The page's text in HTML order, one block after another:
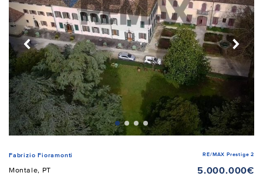
Fabrizio Fioramonti RE/MAX Prestige 2
Montale, PT
5.000.000€